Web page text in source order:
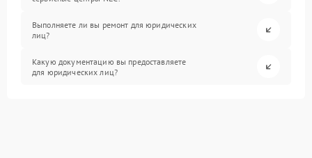
Выполняете ли вы ремонт для юридических
лиц?
Какую документацию вы предоставляете
для юридических лиц?